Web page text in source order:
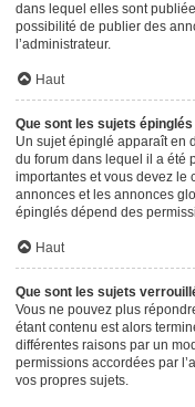
dans lequel elles sont
possibilité de publier des
l’administrateur.
Haut
Que sont les sujets épinglés
Un sujet épinglé apparaît en
du forum dans lequel il a été
importantes et vous devez le
annonces et les annonces
épinglés dépend des
Haut
Que sont les sujets
Vous ne pouvez plus
étant contenu est alors
différentes raisons par un
permissions accordées par
vos propres sujets.